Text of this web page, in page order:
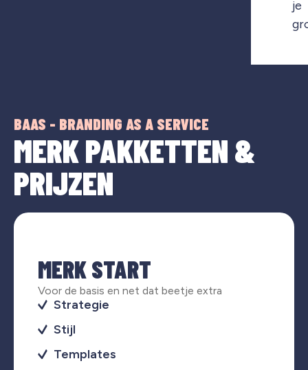
je
BAAS - BRANDING AS A SERVICE
MERK PAKKETTEN &
PRIJZEN
MERK START
Voor de basis en net dat beetje extra
Strategie
Stijl
Templates